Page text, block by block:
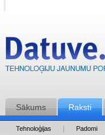
Sākums Raksti
Tehnoloģijas Padomi